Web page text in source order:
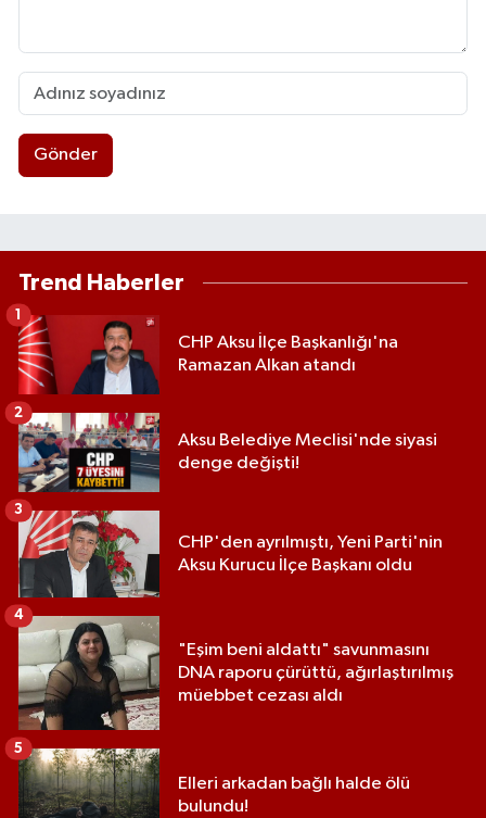
Gönder
Trend Haberler
CHP Aksu İlçe Başkanlığı'na
Ramazan Alkan atandı
1
Aksu Belediye Meclisi'nde siyasi
denge değişti!
2
CHP'den ayrılmıştı, Yeni Parti'nin
Aksu Kurucu İlçe Başkanı oldu
3
"Eşim beni aldattı" savunmasını
DNA raporu çürüttü, ağırlaştırılmış
müebbet cezası aldı
4
Elleri arkadan bağlı halde ölü
bulundu!
5